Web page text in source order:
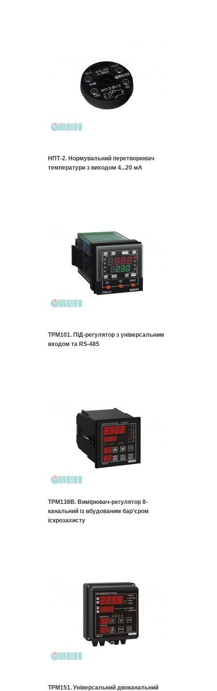
НПТ-2. Нормувальний перетворювач
температури з виходом 4...20 мА
ТРМ101. ПІД-регулятор з універсальним
входом та RS-485
ТРМ138В. Вимірювач-регулятор 8-
канальний із вбудованим бар'єром
іскрозахисту
ТРМ151. Універсальний двоканальний